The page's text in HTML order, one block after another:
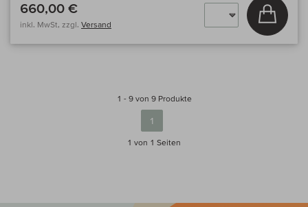
660,00 €
inkl. MwSt, zzgl. Versand
In
1 - 9 von 9 Produkte
1
1 von 1 Seiten